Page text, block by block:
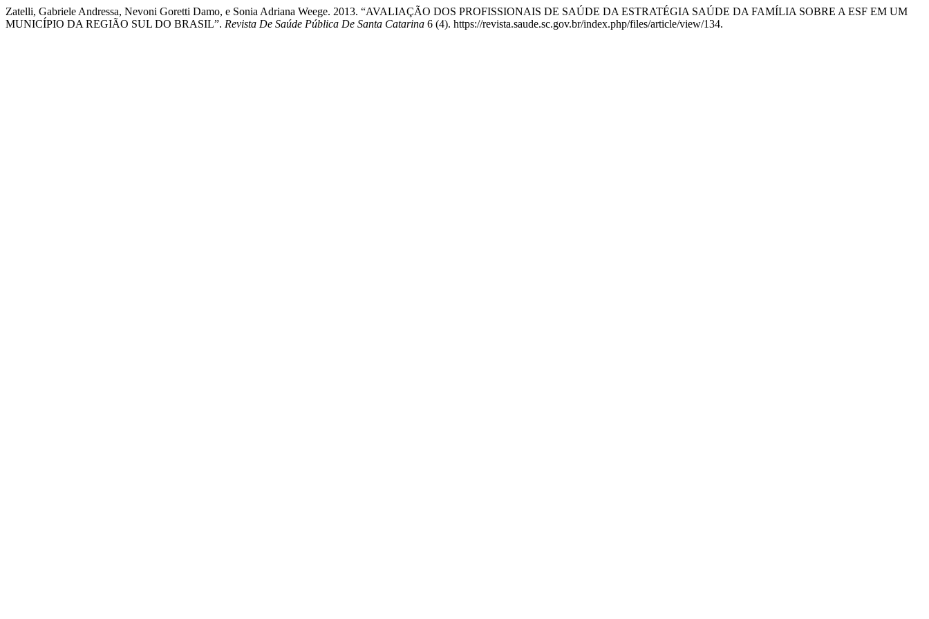
Zatelli, Gabriele Andressa, Nevoni Goretti Damo, e Sonia Adriana Weege. 2013. “AVALIAÇÃO DOS PROFISSIONAIS DE SAÚDE DA ESTRATÉGIA SAÚDE DA FAMÍLIA SOBRE A ESF EM UM
MUNICÍPIO DA REGIÃO SUL DO BRASIL”. Revista De Saúde Pública De Santa Catarina 6 (4). https://revista.saude.sc.gov.br/index.php/files/article/view/134.